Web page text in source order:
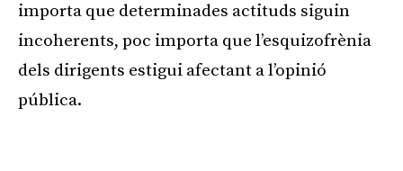
importa que determinades actituds siguin
incoherents, poc importa que l’esquizofrènia
dels dirigents estigui afectant a l’opinió
pública.